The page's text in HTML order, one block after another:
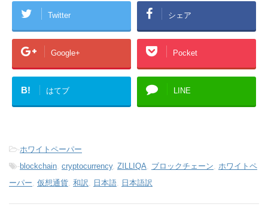
Twitter シェア
Google+ Pocket
B! はてブ LINE
-ホワイトペーパー
-blockchain cryptocurrency, ZILLIQA ブロックチェーン
ホワイトペ
ーパー 仮想通貨 和訳 日本語 日本語訳